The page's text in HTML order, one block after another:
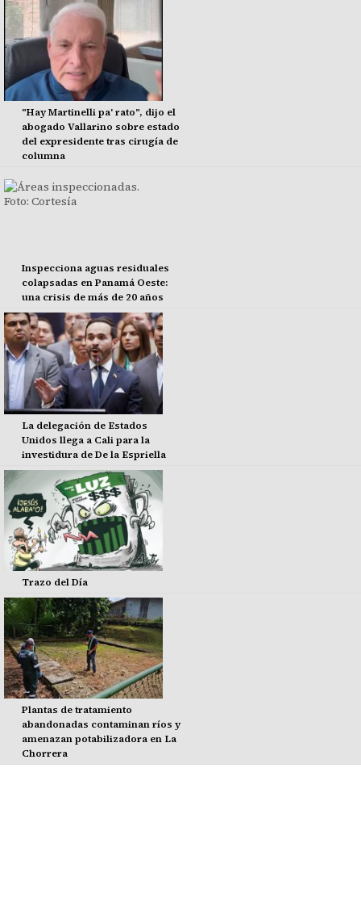
"Hay Martinelli pa' rato", dijo el
abogado Vallarino sobre estado
del expresidente tras cirugía de
columna
Inspecciona aguas residuales
colapsadas en Panamá Oeste:
una crisis de más de 20 años
La delegación de Estados
Unidos llega a Cali para la
investidura de De la Espriella
Trazo del Día
Plantas de tratamiento
abandonadas contaminan ríos y
amenazan potabilizadora en La
Chorrera